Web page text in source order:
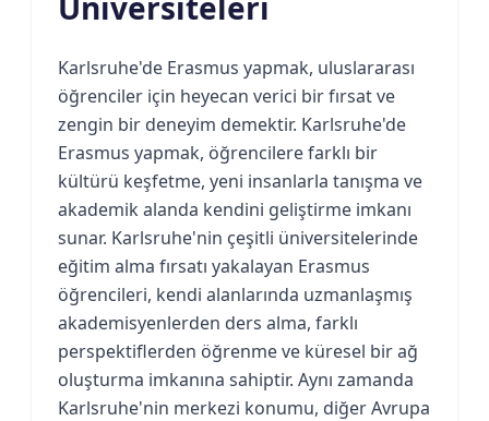
Karlsruhe'de Erasmus yapmak, uluslararası
öğrenciler için heyecan verici bir fırsat ve
zengin bir deneyim demektir. Karlsruhe'de
Erasmus yapmak, öğrencilere farklı bir
kültürü keşfetme, yeni insanlarla tanışma ve
akademik alanda kendini geliştirme imkanı
sunar. Karlsruhe'nin çeşitli üniversitelerinde
eğitim alma fırsatı yakalayan Erasmus
öğrencileri, kendi alanlarında uzmanlaşmış
akademisyenlerden ders alma, farklı
perspektiflerden öğrenme ve küresel bir ağ
oluşturma imkanına sahiptir. Aynı zamanda
Karlsruhe'nin merkezi konumu, diğer Avrupa